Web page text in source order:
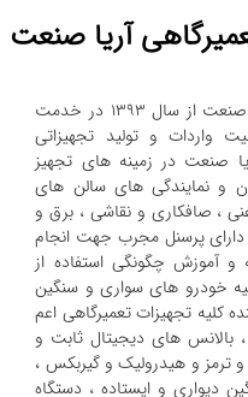
آریا صنعت
شرکت تجهیزات تعمیرگاهی آریا صنعت از سال ۱۳۹۳ در خدمت
واردات و تولید تجهیزاتی
صنعت در زمینه های تجهیز
و نمایندگی های سالن های
، صافکاری و نقاشی ، برق و
پرسنل مجرب جهت انجام
آموزش چگونگی استفاده از
خودرو های سواری و سنگین
کلیه تجهیزات تعمیرگاهی اعم
بالانس های دیجیتال ثابت و
ترمز و هیدرولیک و گیربکس ،
دیواری و ایستاده ، دستگاه